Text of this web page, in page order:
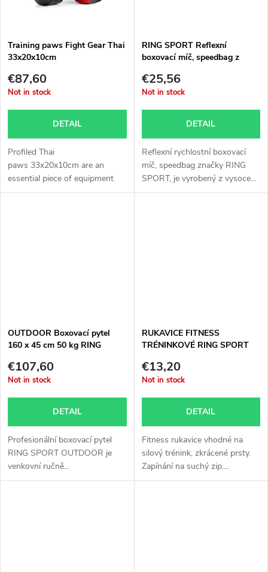
Training paws Fight Gear Thai
33x20x10cm
€87,60
Not in stock
DETAIL
Profiled Thai
paws 33x20x10cm are an
essential piece of equipment
for coaches and...
RING SPORT Reflexní
boxovací míč, speedbag z
€25,56
Not in stock
DETAIL
Reflexní rychlostní boxovací
míč, speedbag značky RING
SPORT, je vyrobený z vysoce...
OUTDOOR Boxovací pytel
160 x 45 cm 50 kg RING
€107,60
Not in stock
DETAIL
Profesionální boxovací pytel
RING SPORT OUTDOOR je
venkovní ručně...
RUKAVICE FITNESS
TRÉNINKOVÉ RING SPORT
€13,20
Not in stock
DETAIL
Fitness rukavice vhodné na
silový trénink, zkrácené prsty.
Zapínání na suchý zip....